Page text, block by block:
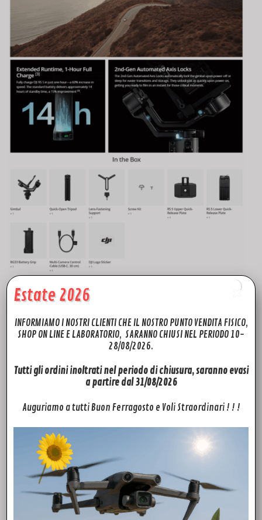
Prodotti correlati
Leggi tutto
Estate 2026
INFORMIAMO I NOSTRI CLIENTI CHE IL NOSTRO PUNTO VENDITA FISICO,
SHOP ON LINE E LABORATORIO, SARANNO CHIUSI NEL PERIODO 10-
28/08/2026.
Tutti gli ordini inoltrati nel periodo di chiusura, saranno evasi
a partire dal 31/08/2026
Auguriamo a tutti Buon Ferragosto e Voli Straordinari ! ! !